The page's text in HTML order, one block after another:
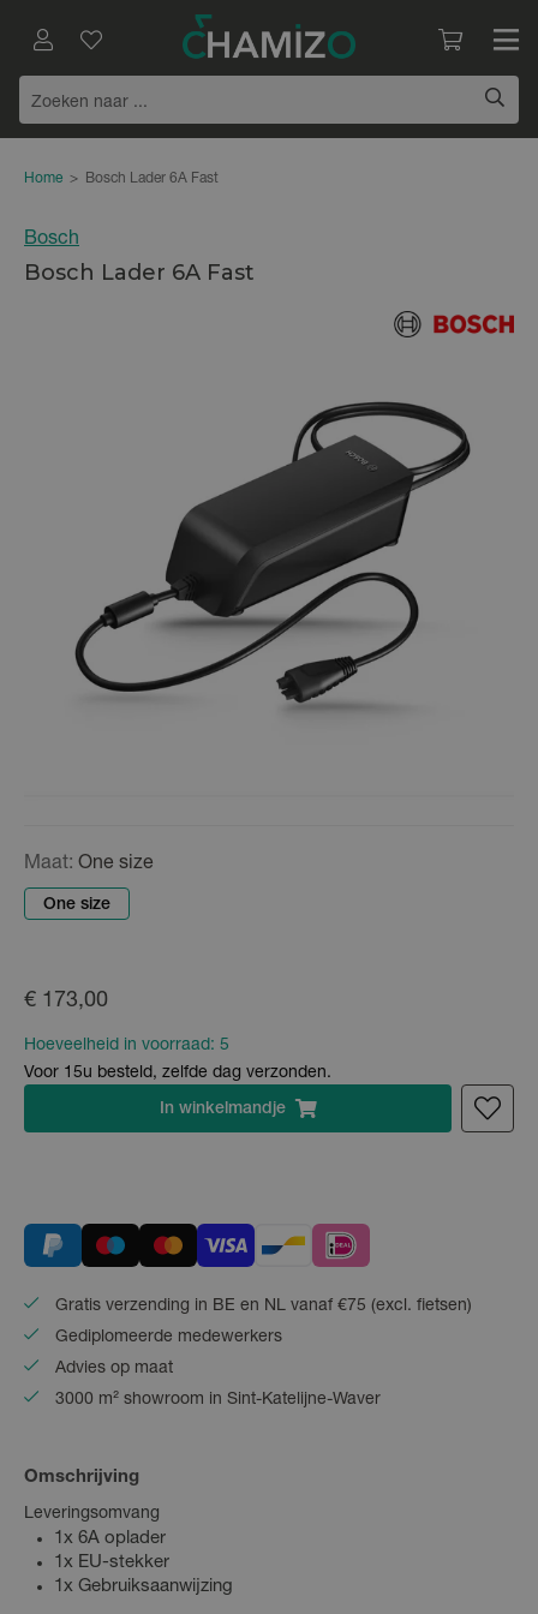
Home > Bosch Lader 6A Fast
Bosch
Bosch Lader 6A Fast
Maat: One size
One size
€ 173,00
Hoeveelheid in voorraad: 5
Voor 15u besteld, zelfde dag verzonden.
In winkelmandje
Gratis verzending in BE en NL vanaf €75 (excl. fietsen)
Gediplomeerde medewerkers
Advies op maat
3000 m² showroom in Sint-Katelijne-Waver
Omschrijving
Leveringsomvang
1x 6A oplader
1x EU-stekker
1x Gebruiksaanwijzing